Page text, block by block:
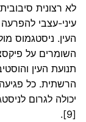
לא רצונית
עיני-עצבי
העין. ניסטגמוס
תנועת העין
הרשתית. כל פגיעה
יכולה לגרום
[9]
.